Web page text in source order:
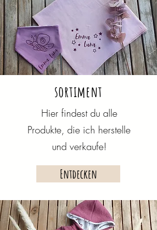
sortiment
Hier findest du alle
Produkte, die ich herstelle
und verkaufe!
Entdecken